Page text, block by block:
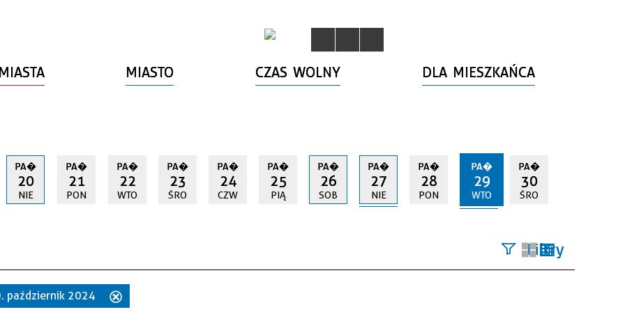
MIASTO CZAS WOLNY DLA MIESZKAŃCA
PA�
20
NIE
PA�
21
PON
PA�
22
WTO
PA�
23
ŚRO
PA�
24
CZW
PA�
25
PIĄ
PA�
26
SOB
PA�
27
NIE
PA�
28
PON
PA�
29
WTO
PA�
30
ŚRO
Filtry
październik 2024